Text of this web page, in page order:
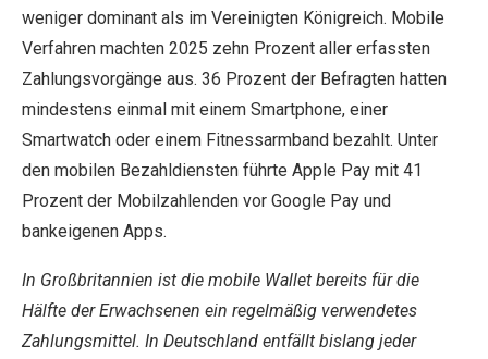
weniger dominant als im Vereinigten Königreich. Mobile
Verfahren machten 2025 zehn Prozent aller erfassten
Zahlungsvorgänge aus. 36 Prozent der Befragten hatten
mindestens einmal mit einem Smartphone, einer
Smartwatch oder einem Fitnessarmband bezahlt. Unter
den mobilen Bezahldiensten führte Apple Pay mit 41
Prozent der Mobilzahlenden vor Google Pay und
bankeigenen Apps.
In Großbritannien ist die mobile Wallet bereits für die
Hälfte der Erwachsenen ein regelmäßig verwendetes
Zahlungsmittel. In Deutschland entfällt bislang jeder